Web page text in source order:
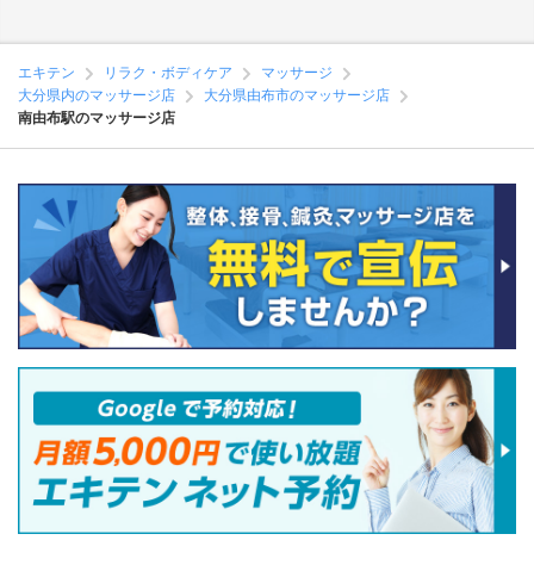
エキテン リラク・ボディケア
マッサージ
大分県内のマッサージ店
大分県由布市のマッサージ店
南由布駅のマッサージ店